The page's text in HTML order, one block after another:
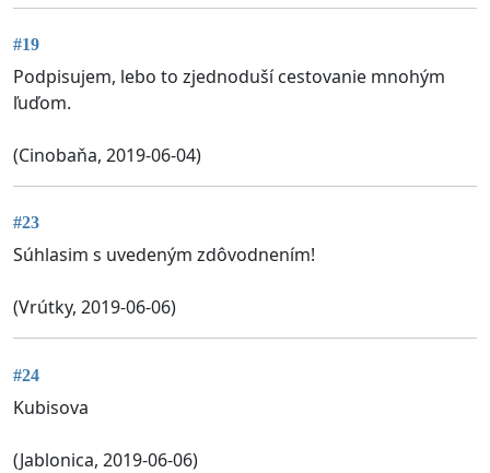
#19
Podpisujem, lebo to zjednoduší cestovanie mnohým
ľuďom.
(Cinobaňa, 2019-06-04)
#23
Súhlasim s uvedeným zdôvodnením!
(Vrútky, 2019-06-06)
#24
Kubisova
(Jablonica, 2019-06-06)